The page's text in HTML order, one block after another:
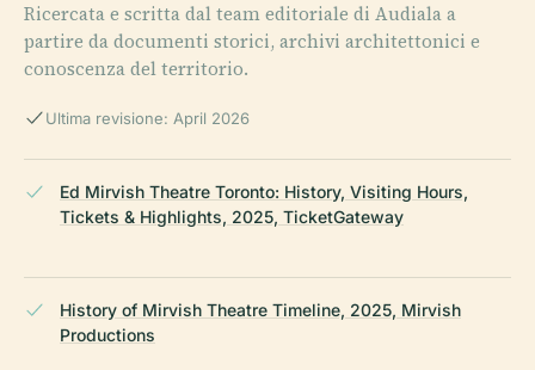
Ricercata e scritta dal team editoriale di Audiala a
partire da documenti storici, archivi architettonici e
conoscenza del territorio.
Ultima revisione: April 2026
Ed Mirvish Theatre Toronto: History, Visiting Hours,
Tickets & Highlights, 2025, TicketGateway
History of Mirvish Theatre Timeline, 2025, Mirvish
Productions